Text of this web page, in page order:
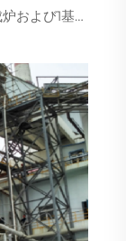
所在地: イラン・ヤズド、用途: 炭素焼成炉および1基のトンネル焼却炉 詳細: 脱硫には石灰石-石膏法が用いられ、脱硝にはSNCR法が用いられる。単機あたりの排ガス処理能力は...